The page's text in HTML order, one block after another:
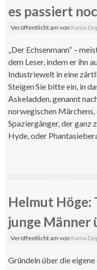
es passiert
Veröffentlicht amvon Kama
„Der Echsenmann“ –
dem Leser, indem er ihn
Industriewelt in eine
Steigen Sie bitte ein, in
Askeladden, genannt
norwegischen
Spaziergänger, der ganz
Hyde, oder
Helmut
junge Männer
Veröffentlicht amvon Kama
Gründeln über die